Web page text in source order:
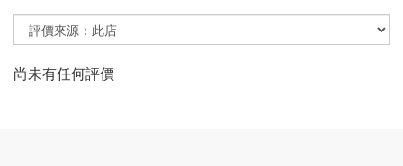
尚未有任何評價